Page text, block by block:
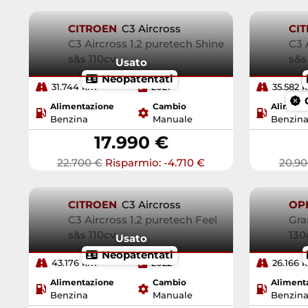
CITROEN C3 Aircross
C3 Aircross 1.2 puretech Shine
s&s 110cv
Neopatentati
Usato
31.744 km 2021
Alimentazione
Benzina
Cambio
Manuale
17.990 €
22.700 € Risparmio: -4.710 €
C3
35.582
Benzina
CITROEN C3 Aircross
C3 Aircross 1.2 puretech Feel
s&s 110cv
Neopatentati
Usato
43.176 km 2022
Alimentazione
Benzina
Cambio
Manuale
26.166
Benzina